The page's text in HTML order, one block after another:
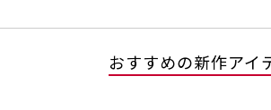
おすすめの新作アイ